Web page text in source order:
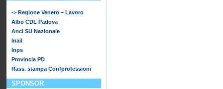
-> Regione Veneto – Lavoro
Albo CDL Padova
Ancl SU Nazionale
Inail
Inps
Provincia PD
Rass. stampa Confprofessioni
SPONSOR